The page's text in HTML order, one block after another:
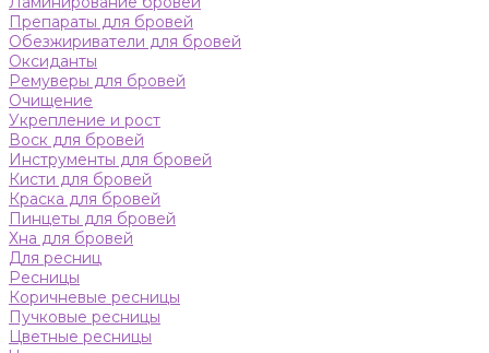
Препараты для бровей
Обезжириватели для бровей
Оксиданты
Ремуверы для бровей
Очищение
Укрепление и рост
Воск для бровей
Инструменты для бровей
Кисти для бровей
Краска для бровей
Пинцеты для бровей
Хна для бровей
Для ресниц
Ресницы
Коричневые ресницы
Пучковые ресницы
Цветные ресницы